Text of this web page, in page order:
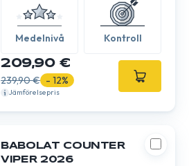
Medelnivå Kontroll
209,90 €
239,90 € - 12%
Jämförelsepris
BABOLAT COUNTER
VIPER 2026